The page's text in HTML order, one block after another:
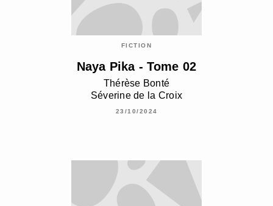
FICTION
Naya Pika - Tome 02
Thérèse Bonté
Séverine de la Croix
23/10/2024